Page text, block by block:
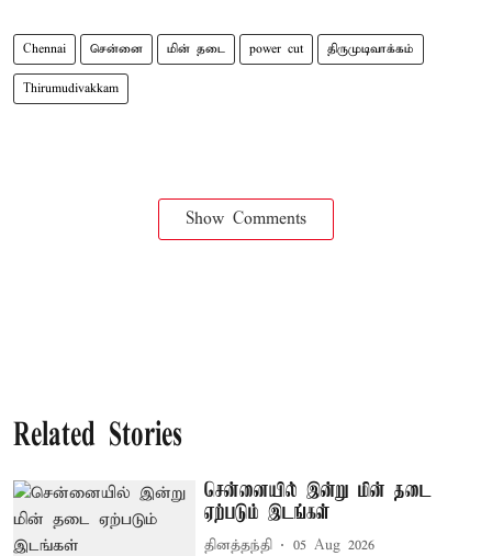
Chennai சென்னை மின் தடை power cut திருமுடிவாக்கம்
Thirumudivakkam
Show Comments
Related Stories
சென்னையில் இன்று மின் தடை
ஏற்படும் இடங்கள்
தினத்தந்தி 05 Aug 2026